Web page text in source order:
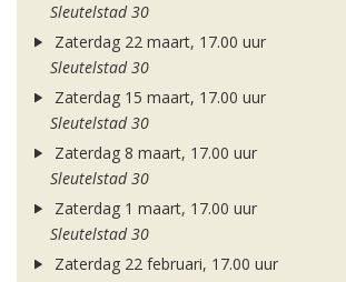
Sleutelstad 30
Zaterdag 22 maart, 17.00 uur
Sleutelstad 30
Zaterdag 15 maart, 17.00 uur
Sleutelstad 30
Zaterdag 8 maart, 17.00 uur
Sleutelstad 30
Zaterdag 1 maart, 17.00 uur
Sleutelstad 30
Zaterdag 22 februari, 17.00 uur